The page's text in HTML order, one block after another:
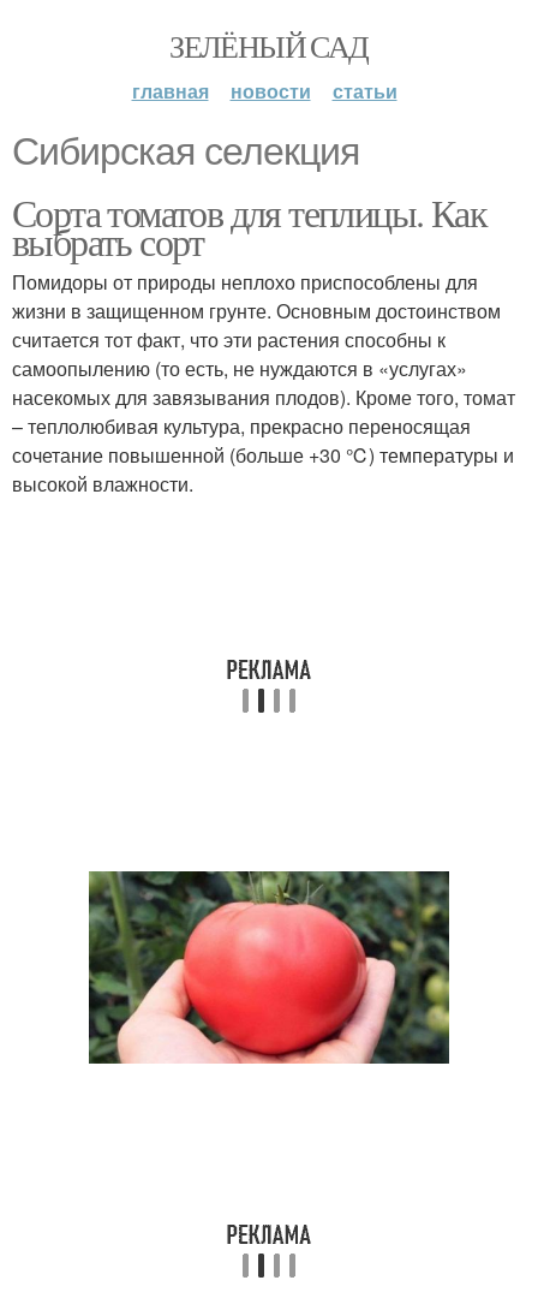
ЗЕЛЁНЫЙ САД
главная новости статьи
Сибирская селекция
Сорта томатов для теплицы. Как
выбрать сорт
Помидоры от природы неплохо приспособлены для
жизни в защищенном грунте. Основным достоинством
считается тот факт, что эти растения способны к
самоопылению (то есть, не нуждаются в «услугах»
насекомых для завязывания плодов). Кроме того, томат
– теплолюбивая культура, прекрасно переносящая
сочетание повышенной (больше +30 ℃) температуры и
высокой влажности.